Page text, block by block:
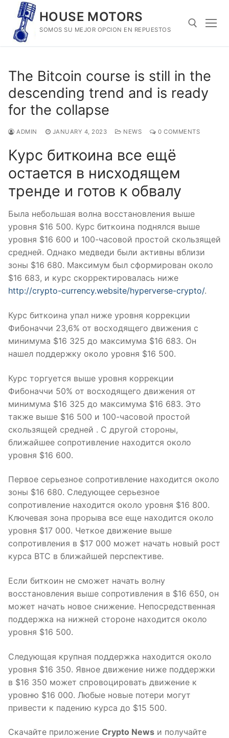
content
HOUSE MOTORS
SOMOS SU MEJOR OPCION EN REPUESTOS
The Bitcoin course is still in the
descending trend and is ready
for the collapse
ADMIN JANUARY 4, 2023 NEWS 0 COMMENTS
Курс биткоина все ещё
остается в нисходящем
тренде и готов к обвалу
Была небольшая волна восстановления выше
уровня $16 500. Курс биткоина поднялся выше
уровня $16 600 и 100-часовой простой скользящей
средней. Однако медведи были активны вблизи
зоны $16 680. Максимум был сформирован около
$16 683, и курс скорректировалась ниже
http://crypto-currency.website/hyperverse-crypto/.
Курс биткоина упал ниже уровня коррекции
Фибоначчи 23,6% от восходящего движения с
минимума $16 325 до максимума $16 683. Он
нашел поддержку около уровня $16 500.
Курс торгуется выше уровня коррекции
Фибоначчи 50% от восходящего движения от
минимума $16 325 до максимума $16 683. Это
также выше $16 500 и 100-часовой простой
скользящей средней . С другой стороны,
ближайшее сопротивление находится около
уровня $16 600.
Первое серьезное сопротивление находится около
зоны $16 680. Следующее серьезное
сопротивление находится около уровня $16 800.
Ключевая зона прорыва все еще находится около
уровня $17 000. Четкое движение выше
сопротивления в $17 000 может начать новый рост
курса BTC в ближайшей перспективе.
Если биткоин не сможет начать волну
восстановления выше сопротивления в $16 650, он
может начать новое снижение. Непосредственная
поддержка на нижней стороне находится около
уровня $16 500.
Следующая крупная поддержка находится около
уровня $16 350. Явное движение ниже поддержки
в $16 350 может спровоцировать движение к
уровню $16 000. Любые новые потери могут
привести к падению курса до $15 500.
Скачайте приложение Crypto News и получайте